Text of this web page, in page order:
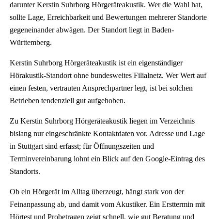
darunter Kerstin Suhrborg Hörgeräteakustik. Wer die Wahl hat,
sollte Lage, Erreichbarkeit und Bewertungen mehrerer Standorte
gegeneinander abwägen. Der Standort liegt in Baden-
Württemberg.
Kerstin Suhrborg Hörgeräteakustik ist ein eigenständiger
Hörakustik-Standort ohne bundesweites Filialnetz. Wer Wert auf
einen festen, vertrauten Ansprechpartner legt, ist bei solchen
Betrieben tendenziell gut aufgehoben.
Zu Kerstin Suhrborg Hörgeräteakustik liegen im Verzeichnis
bislang nur eingeschränkte Kontaktdaten vor. Adresse und Lage
in Stuttgart sind erfasst; für Öffnungszeiten und
Terminvereinbarung lohnt ein Blick auf den Google-Eintrag des
Standorts.
Ob ein Hörgerät im Alltag überzeugt, hängt stark von der
Feinanpassung ab, und damit vom Akustiker. Ein Ersttermin mit
Hörtest und Probetragen zeigt schnell, wie gut Beratung und